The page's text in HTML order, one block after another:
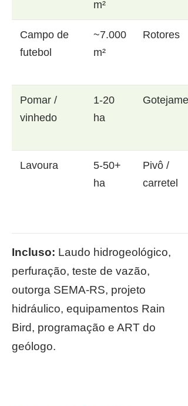
m²
Campo de
futebol
~7.000
m²
Rotores
Pomar /
vinhedo
1-20
ha
Lavoura
5-50+
ha
Pivô /
carretel
Incluso: Laudo hidrogeológico,
perfuração, teste de vazão,
outorga SEMA-RS, projeto
hidráulico, equipamentos Rain
Bird, programação e ART do
geólogo.